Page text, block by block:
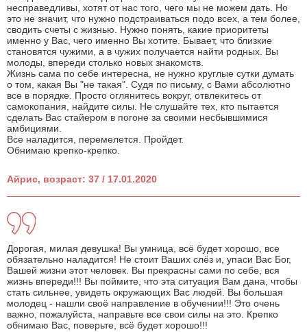
несправедливы, хотят от нас того, чего мы не можем дать. Но
это не значит, что нужно подстраиваться подо всех, а тем более,
сводить счеты с жизнью. Нужно понять, какие приоритеты
именно у Вас, чего именно Вы хотите. Бывает, что близкие
становятся чужими, а в чужих получается найти родных. Вы
молоды, впереди столько новых знакомств.
Жизнь сама по себе интересна, не нужно круглые сутки думать
о том, какая Вы "не такая". Судя по письму, с Вами абсолютно
все в порядке. Просто оглянитесь вокруг, отвлекитесь от
самокопания, найдите силы. Не слушайте тех, кто пытается
сделать Вас стайером в погоне за своими несбывшимися
амбициями.
Все наладится, перемелется. Пройдет.
Обнимаю крепко-крепко.
Айрис, возраст: 37 / 17.01.2020
Дорогая, милая девушка! Вы умница, всё будет хорошо, все
обязательно наладится! Не стоит Ваших слёз и, упаси Вас Бог,
Вашей жизни этот человек. Вы прекрасны сами по себе, вся
жизнь впереди!!! Вы поймите, что эта ситуация Вам дана, чтобы
стать сильнее, увидеть окружающих Вас людей. Вы большая
молодец - нашли своё направление в обучении!!! Это очень
важно, пожалуйста, направьте все свои силы на это. Крепко
обнимаю Вас, поверьте, всё будет хорошо!!!